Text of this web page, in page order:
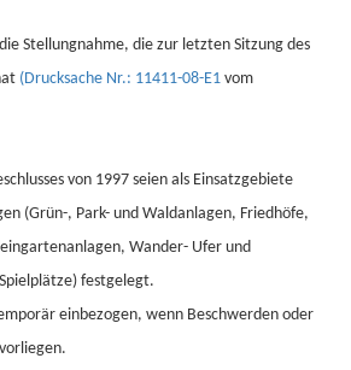
Stellungnahme, die zur letzten Sitzung des
(Drucksache Nr.: 11411-08-E1 vom
von 1997 seien als Einsatzgebiete
(Grün-, Park- und Waldanlagen, Friedhöfe,
Wander- Ufer und
festgelegt.
einbezogen, wenn Beschwerden oder